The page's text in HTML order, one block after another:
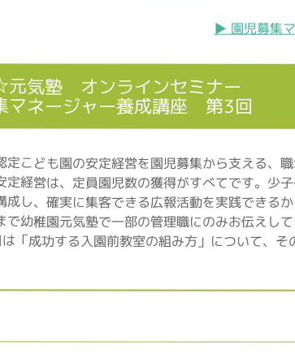
▶︎ 園児募集
気塾 オンラインセミナー
マネージャー養成講座 第3回
定こども園の安定経営を園児募集から支える、
定経営は、定員園児数の獲得がすべてです。少
成し、確実に集客できる広報活動を実践できる
で幼稚園元気塾で一部の管理職にのみお伝えし
「成功する入園前教室の組み方」について、そ